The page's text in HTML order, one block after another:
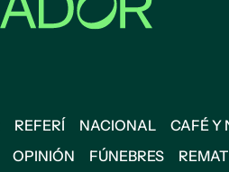
REFERÍ NACIONAL CAFÉ Y
OPINIÓN FÚNEBRES